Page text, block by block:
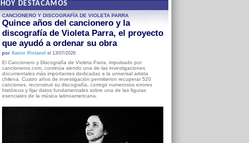
HOY DESTACAMOS
CANCIONERO Y DISCOGRAFÍA DE VIOLETA PARRA
Quince años del cancionero y la
discografía de Violeta Parra, el proyecto
que ayudó a ordenar su obra
por Xavier Pintanel el 13/07/2026
El Cancionero y Discografía de Violeta Parra, impulsado por
cancioneros.com, continúa siendo una de las investigaciones
documentales más importantes dedicadas a la universal artista
chilena. Cuatro años de investigación permitieron recuperar 520
canciones, reconstruir su discografía, corregir numerosos errores
históricos y fijar datos fundamentales sobre una de las figuras
esenciales de la música latinoamericana.